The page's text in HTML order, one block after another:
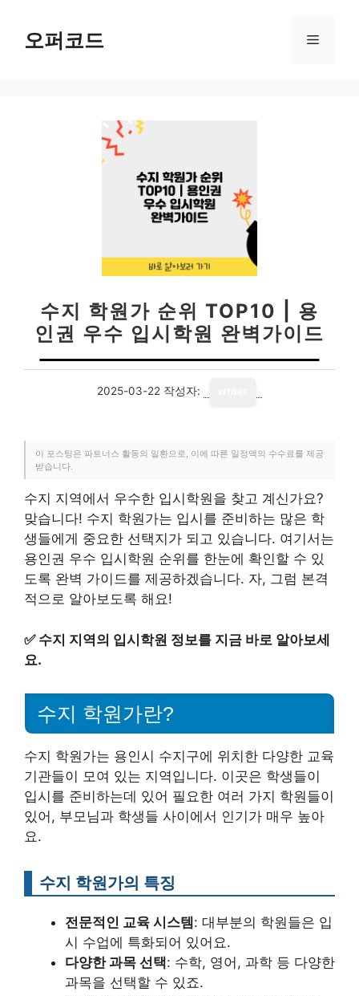
오퍼코드 메
수지 학원가 순위 TOP10 | 용
인권 우수 입시학원 완벽가이드
2025-03-22 작성자:
이 포스팅은 파트너스 활동의 일환으로, 이에 따른 일정액의 수수료를 제공
받습니다.
수지 지역에서 우수한 입시학원을 찾고 계신가요?
맞습니다! 수지 학원가는 입시를 준비하는 많은 학
생들에게 중요한 선택지가 되고 있습니다. 여기서는
용인권 우수 입시학원 순위를 한눈에 확인할 수 있
도록 완벽 가이드를 제공하겠습니다. 자, 그럼 본격
적으로 알아보도록 해요!
✅ 수지 지역의 입시학원 정보를 지금 바로 알아보세
요.
수지 학원가란?
수지 학원가는 용인시 수지구에 위치한 다양한 교육
기관들이 모여 있는 지역입니다. 이곳은 학생들이
입시를 준비하는데 있어 필요한 여러 가지 학원들이
있어, 부모님과 학생들 사이에서 인기가 매우 높아
요.
수지 학원가의 특징
전문적인 교육 시스템 : 대부분의 학원들은 입
시 수업에 특화되어 있어요.
다양한 과목 선택: 수학, 영어, 과학 등 다양한
과목을 선택할 수 있죠.